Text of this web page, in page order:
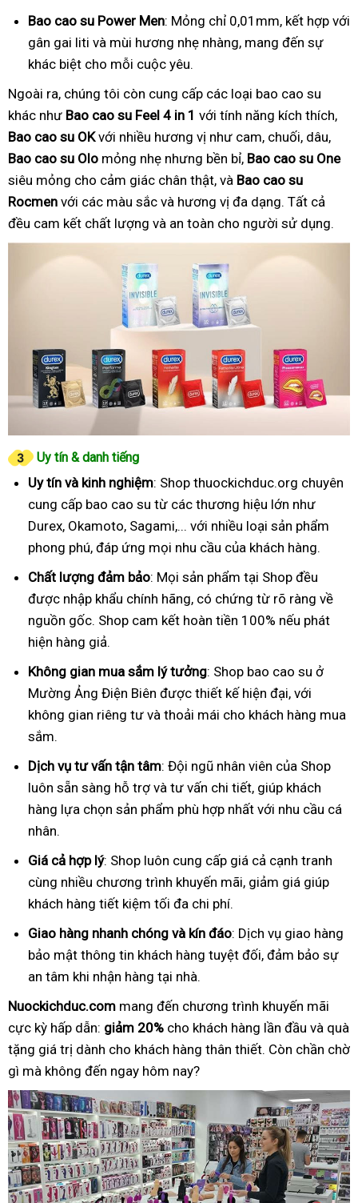
Bao cao su Power Men: Mỏng chỉ 0,01mm, kết hợp với
gân gai liti và mùi hương nhẹ nhàng, mang đến sự
khác biệt cho mỗi cuộc yêu.
Ngoài ra, chúng tôi còn cung cấp các loại bao cao su
khác như Bao cao su Feel 4 in 1 với tính năng kích thích,
Bao cao su OKvới nhiều hương vị như cam, chuối, dâu,
Bao cao su Olo mỏng nhẹ nhưng bền bỉ, Bao cao su One
siêu mỏng cho cảm giác chân thật, và Bao cao su
Rocmen với các màu sắc và hương vị đa dạng. Tất cả
đều cam kết chất lượng và an toàn cho người sử dụng.
Uy tín & danh tiếng
Uy tín và kinh nghiệm: Shop thuockichduc.org chuyên
cung cấp bao cao su từ các thương hiệu lớn như
Durex, Okamoto, Sagami,... với nhiều loại sản phẩm
phong phú, đáp ứng mọi nhu cầu của khách hàng.
Chất lượng đảm bảo: Mọi sản phẩm tại Shop đều
được nhập khẩu chính hãng, có chứng từ rõ ràng về
nguồn gốc. Shop cam kết hoàn tiền 100% nếu phát
hiện hàng giả.
Không gian mua sắm lý tưởng: Shop bao cao su ở
Mường Ảng Điện Biên được thiết kế hiện đại, với
không gian riêng tư và thoải mái cho khách hàng mua
sắm.
Dịch vụ tư vấn tận tâm: Đội ngũ nhân viên của Shop
luôn sẵn sàng hỗ trợ và tư vấn chi tiết, giúp khách
hàng lựa chọn sản phẩm phù hợp nhất với nhu cầu cá
nhân.
Giá cả hợp lý: Shop luôn cung cấp giá cả cạnh tranh
cùng nhiều chương trình khuyến mãi, giảm giá giúp
khách hàng tiết kiệm tối đa chi phí.
Giao hàng nhanh chóng và kín đáo: Dịch vụ giao hàng
bảo mật thông tin khách hàng tuyệt đối, đảm bảo sự
an tâm khi nhận hàng tại nhà.
Nuockichduc.com mang đến chương trình khuyến mãi
cực kỳ hấp dẫn: giảm 20% cho khách hàng lần đầu và quà
tặng giá trị dành cho khách hàng thân thiết. Còn chần chờ
gì mà không đến ngay hôm nay?